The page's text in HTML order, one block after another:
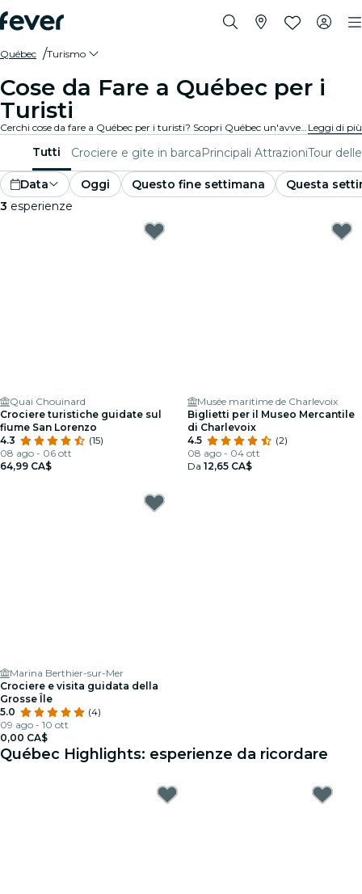
Québec Turismo
Cose da Fare a Québec per i
Turisti
Cerchi cose da fare a Québec per i turisti? Scopri Québec un'avventura alla volta con queste esperienze emozionanti appositamente pensate per i turisti. Scopri le migliori cose da fare! Leggi di più
Tutti Crociere e gite in barcaPrincipali AttrazioniTour
Data Oggi Questo fine settimana
Questa
3 esperienze
Quai Chouinard
Crociere turistiche guidate sul
fiume San Lorenzo
4.3
(15)
08 ago - 06 ott
64,99 CA$
Musée maritime de Charlevoix
Biglietti per il Museo Mercantile
di Charlevoix
4.5
(2)
08 ago - 04 ott
Da 12,65 CA$
Marina Berthier-sur-Mer
Crociere e visita guidata della
Grosse Île
5.0
(4)
09 ago - 10 ott
0,00 CA$
Québec Highlights: esperienze da ricordare